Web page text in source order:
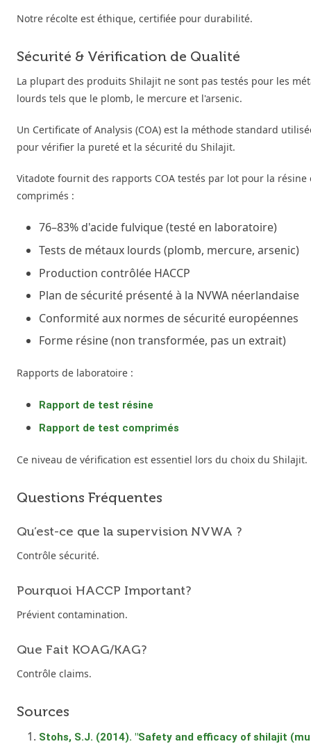
Notre récolte est éthique, certifiée pour durabilité.
Sécurité & Vérification de Qualité
La plupart des produits Shilajit ne sont pas testés pour les
lourds tels que le plomb, le mercure et l'arsenic.
Un Certificate of Analysis (COA) est la méthode standard
pour vérifier la pureté et la sécurité du Shilajit.
Vitadote fournit des rapports COA testés par lot pour la résine
comprimés :
76–83% d'acide fulvique (testé en laboratoire)
Tests de métaux lourds (plomb, mercure, arsenic)
Production contrôlée HACCP
Plan de sécurité présenté à la NVWA néerlandaise
Conformité aux normes de sécurité européennes
Forme résine (non transformée, pas un extrait)
Rapports de laboratoire :
Rapport de test résine
Rapport de test comprimés
Ce niveau de vérification est essentiel lors du choix du Shilajit.
Questions Fréquentes
Qu’est-ce que la supervision NVWA ?
Contrôle sécurité.
Pourquoi HACCP Important?
Prévient contamination.
Que Fait KOAG/KAG?
Contrôle claims.
Sources
Stohs, S.J. (2014). "Safety and efficacy of shilajit